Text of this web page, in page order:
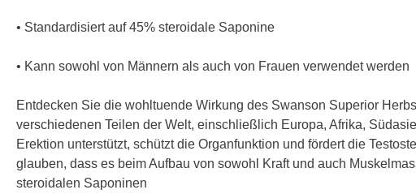
• Standardisiert auf 45% steroidale Saponine
• Kann sowohl von Männern als auch von Frauen verwendet werden
Entdecken Sie die wohltuende Wirkung des Swanson Superior
verschiedenen Teilen der Welt, einschließlich Europa, Afrika,
Erektion unterstützt, schützt die Organfunktion und fördert die
glauben, dass es beim Aufbau von sowohl Kraft und auch
steroidalen Saponinen